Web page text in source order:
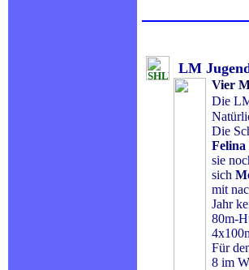
LM
Vier
Die
Die
sie
sich
mit
Jahr
80m-
Für
8 im